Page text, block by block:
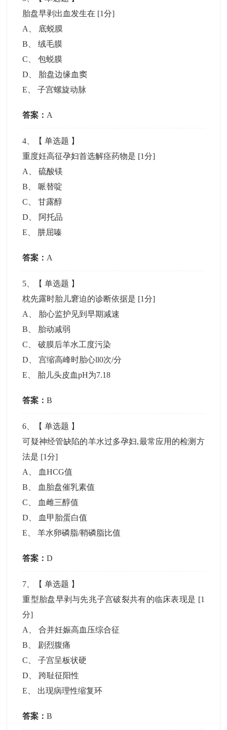
胎盘早剥出血发生在 [1分]
A
底蜕膜
B 、绒毛膜
C 、包蜕膜
D
胎盘边缘血窦
E 、子宫螺旋动脉
答案： A
4 、【单选题 】
重度妊高征孕妇首选解痉药物是 [1分]
A
、硫酸镁
B
哌替啶
C 、甘露醇
D
阿托品
E
肼屈嗪
答案： A
5 、【单选题 】
枕先露时胎儿窘迫的诊断依据是 [1分]
A
胎心监护见到早期减速
B
胎动减弱
C 、破膜后羊水工度污染
D 、宫缩高峰时胎心ll0次/分
E
胎儿头皮血pH为7.18
答案：B
6 、【单选题 】
可疑神经管缺陷的羊水过多孕妇,最常应用的检测方
法是 [1分]
A
血HCG值
B
血胎盘催乳素值
C
血雌三醇值
D
血甲胎蛋白值
E 、羊水卵磷脂/鞘磷脂比值
答案：D
7 、【单选题 】
重型胎盘早剥与先兆子宫破裂共有的临床表现是 [1
分]
A
、合并妊娠高血压综合征
B
剧烈腹痛
C 、子宫呈板状硬
D
跨耻征阳性
E
出现病理性缩复环
答案：B